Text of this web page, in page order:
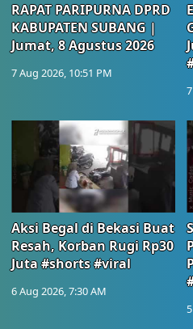
RAPAT PARIPURNA DPRD
KABUPATEN SUBANG |
Jumat, 8 Agustus 2026
7 Aug 2026, 10:51 PM
Aksi Begal di Bekasi Buat
Resah, Korban Rugi Rp30
Juta #shorts #viral
6 Aug 2026, 7:30 AM